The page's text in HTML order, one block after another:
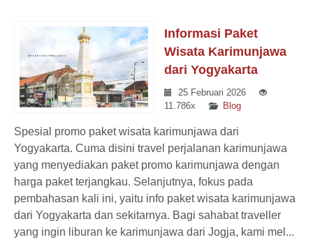
Informasi Paket
Wisata Karimunjawa
dari Yogyakarta
25 Februari 2026
11.786x
Blog
Spesial promo paket wisata karimunjawa dari
Yogyakarta. Cuma disini travel perjalanan karimunjawa
yang menyediakan paket promo karimunjawa dengan
harga paket terjangkau. Selanjutnya, fokus pada
pembahasan kali ini, yaitu info paket wisata karimunjawa
dari Yogyakarta dan sekitarnya. Bagi sahabat traveller
yang ingin liburan ke karimunjawa dari Jogja, kami mel...